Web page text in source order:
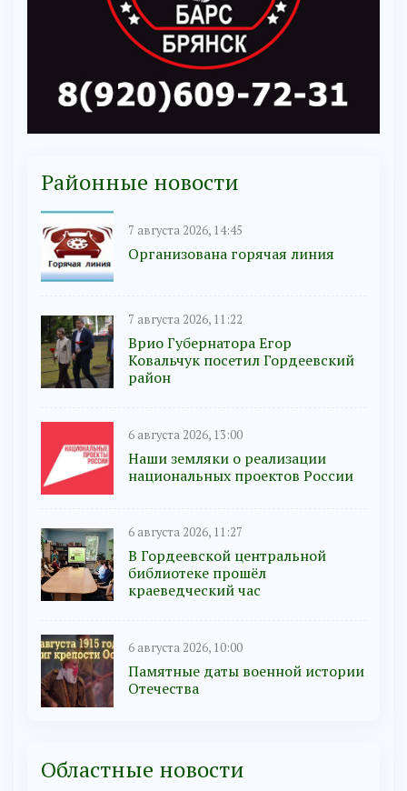
Районные новости
7 августа 2026, 14:45
Организована горячая линия
7 августа 2026, 11:22
Врио Губернатора Егор
Ковальчук посетил Гордеевский
район
6 августа 2026, 13:00
Наши земляки о реализации
национальных проектов России
6 августа 2026, 11:27
В Гордеевской центральной
библиотеке прошёл
краеведческий час
6 августа 2026, 10:00
Памятные даты военной истории
Отечества
Областные новости